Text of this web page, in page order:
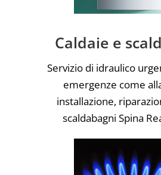
Caldaie e
Servizio di idraulico
emergenze come
installazione,
scaldabagni Spina